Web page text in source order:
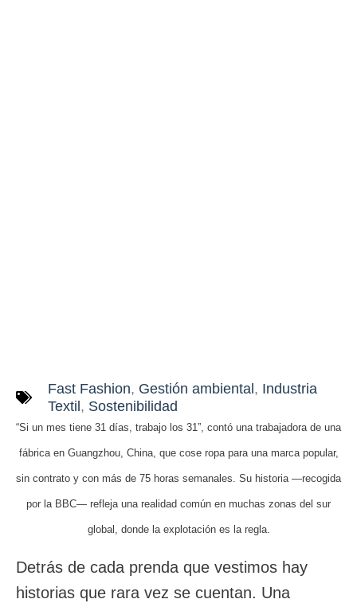
Fast Fashion, Gestión ambiental , Industria
Textil , Sostenibilidad
“Si un mes tiene 31 días, trabajo los 31”, contó una trabajadora de una
fábrica en Guangzhou, China, que cose ropa para una marca popular,
sin contrato y con más de 75 horas semanales. Su historia —recogida
por la BBC— refleja una realidad común en muchas zonas del sur
global, donde la explotación es la regla.
Detrás de cada prenda que vestimos hay
historias que rara vez se cuentan. Una